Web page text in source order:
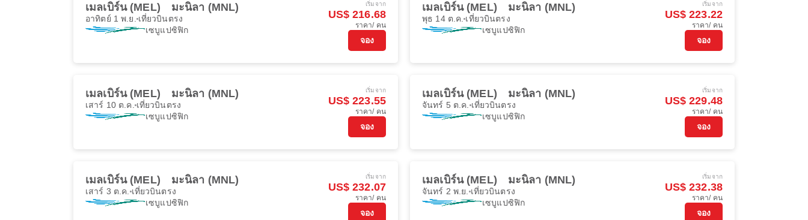
เมลเบิร์น (MEL) มะนิลา (MNL)
อาทิตย์ 1 พ.ย. เที่ยวบินตรง
เซบูแปซิฟิก
เริ่มจาก
US$ 216.68
ราคา/ คน
จอง
เมลเบิร์น (MEL) มะนิลา (MNL)
พุธ 14 ต.ค. เที่ยวบินตรง
เซบูแปซิฟิก
เริ่มจาก
US$ 223.22
ราคา/ คน
จอง
เมลเบิร์น (MEL) มะนิลา (MNL)
เสาร์ 10 ต.ค. เที่ยวบินตรง
เซบูแปซิฟิก
เริ่มจาก
US$ 223.55
ราคา/ คน
จอง
เมลเบิร์น (MEL) มะนิลา (MNL)
จันทร์ 5 ต.ค. เที่ยวบินตรง
เซบูแปซิฟิก
เริ่มจาก
US$ 229.48
ราคา/ คน
จอง
เมลเบิร์น (MEL) มะนิลา (MNL)
เสาร์ 3 ต.ค. เที่ยวบินตรง
เซบูแปซิฟิก
เริ่มจาก
US$ 232.07
ราคา/ คน
จอง
เมลเบิร์น (MEL) มะนิลา (MNL)
จันทร์ 2 พ.ย. เที่ยวบินตรง
เซบูแปซิฟิก
เริ่มจาก
US$ 232.38
ราคา/ คน
จอง